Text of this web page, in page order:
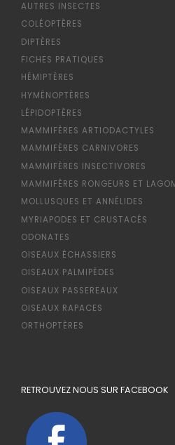
AUTRES INSECTES
COLÉOPTÈRES
DIPTÈRES
FICHES PRATIQUES
HÉMIPTÈRES
HYMÉNOPTÈRES
LÉPIDOPTÈRES
MAMMIFÈRES ARTIODACTYLES
MAMMIFÈRES CARNIVORES
MAMMIFÈRES INSECTIVORES
MAMMIFÈRES RONGEURS ET
MOLLUSQUES ET ANNÉLIDES
MYRIAPODES ET CRUSTACÉS
ODONATES
OISEAUX ÉCHASSIERS
OISEAUX PALMIPÈDES
OISEAUX PASSEREAUX
OISEAUX RAPACES
ORTHOPTÈRES
RETROUVEZ NOUS SUR FACEBOOK